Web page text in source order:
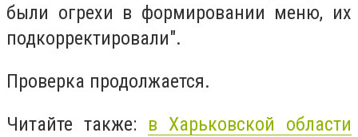
были огрехи в формировании меню, их
подкорректировали".
Проверка продолжается.
Читайте также: в Харьковской области